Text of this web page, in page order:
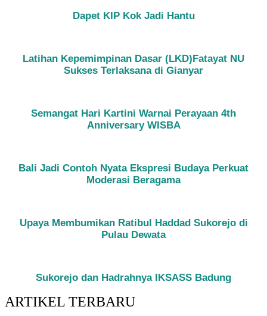
Dapet KIP Kok Jadi Hantu
Latihan Kepemimpinan Dasar (LKD)Fatayat NU
Sukses Terlaksana di Gianyar
Semangat Hari Kartini Warnai Perayaan 4th
Anniversary WISBA
Bali Jadi Contoh Nyata Ekspresi Budaya Perkuat
Moderasi Beragama
Upaya Membumikan Ratibul Haddad Sukorejo di
Pulau Dewata
Sukorejo dan Hadrahnya IKSASS Badung
ARTIKEL TERBARU